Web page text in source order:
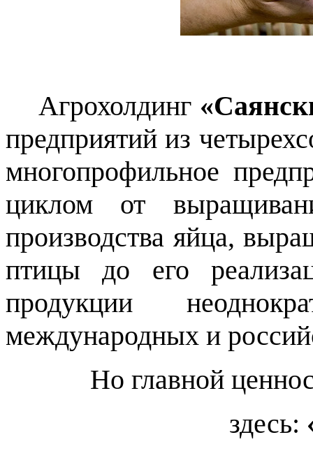
Агрохолдинг
предприятий из
многопрофильное
циклом от
производства яйца,
птицы до его
продукции
международных и
Но главной
здесь: